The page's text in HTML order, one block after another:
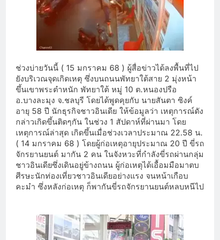
ช่วงบ่ายวันนี้ ( 15 มกราคม 68 ) ผู้สื่อข่าวได้ลงพื้นที่ไป
ยังบริเวณจุดเกิดเหตุ ซึ่งบนถนนพัทยาใต้สาย 2 มุ่งหน้า
ขึ้นเขาพระตำหนัก พัทยาใต้ หมู่ 10 ต.หนองปรือ
อ.บางละมุง จ.ชลบุรี โดยได้พูดคุยกับ นายสันตา ซิงค์
อายุ 58 ปี นักธุรกิจชาวอินเดีย ให้ข้อมูลว่า เหตุการณ์ดัง
กล่าวเกิดขึ้นติดๆกัน ในช่วง 1 สัปดาห์ที่ผ่านมา โดย
เหตุการณ์ล่าสุด เกิดขึ้นเมื่อช่วงเวลาประมาณ 22.58 น.
( 14 มกราคม 68 ) โดยผู้ก่อเหตุอายุประมาณ 20 ปี ขี่รถ
จักรยานยนต์ มากัน 2 คน ในจังหวะที่กำลังขี่รถผ่านกลุ่ม
ชาวอินเดียซึ่งเดินอยู่ข้างถนน ผู้ก่อเหตุได้เอื้อมมือมาตบ
ศีรษะนักท่องเที่ยวชาวอินเดียอย่างแรง จนหน้าเกือบ
คะมำ ซึ่งหลังก่อเหตุ ก็พากันขี่รถจักรยานยนต์หลบหนีไป